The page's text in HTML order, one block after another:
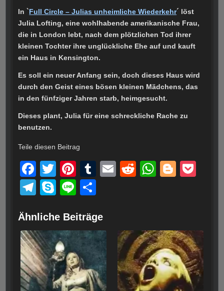
In `Full Circle – Julias unheimliche Wiederkehr´ löst
Julia Lofting, eine wohlhabende amerikanische Frau,
die in London lebt, nach dem plötzlichen Tod ihrer
kleinen Tochter ihre unglückliche Ehe auf und kauft
ein Haus in Kensington.
Es soll ein neuer Anfang sein, doch dieses Haus wird
durch den Geist eines bösen kleinen Mädchens, das
in den fünfziger Jahren starb, heimgesucht.
Dieses plant, Julia für eine schreckliche Rache zu
benutzen.
Teile diesen Beitrag
F
a
c
e
b
o
o
k
T
wi
tt
er
Pi
nt
er
e
st
T
bl
r
E
R
t
W
A
p
p
Bl
er
T
e
gr
a
m
S
p
e
Li
e
e
n
Ähnliche Beiträge